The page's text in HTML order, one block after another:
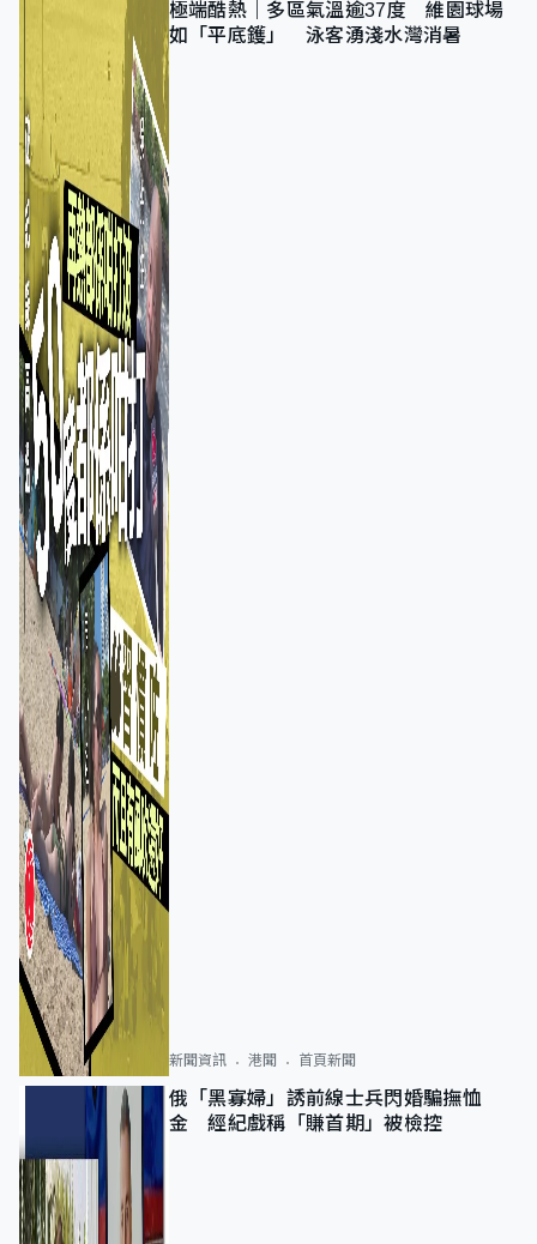
極端酷熱｜多區氣溫逾37度 維園球場
如「平底鑊」 泳客湧淺水灣消暑
新聞資訊 港聞 首頁新聞
俄「黑寡婦」誘前線士兵閃婚騙撫恤
金 經紀戲稱「賺首期」被檢控